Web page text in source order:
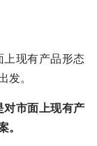
上现有产品形态
发。
对市面上现有产
。